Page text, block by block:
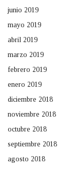
junio 2019
mayo 2019
abril 2019
marzo 2019
febrero 2019
enero 2019
diciembre 2018
noviembre 2018
octubre 2018
septiembre 2018
agosto 2018